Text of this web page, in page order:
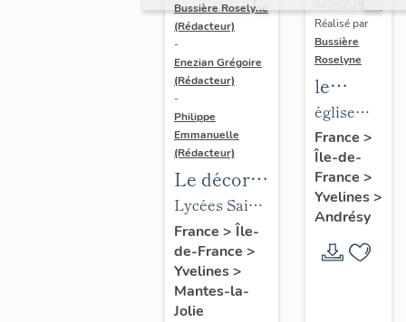
Bussière Roselyne
(Rédacteur)
-
Enezian Grégoire
(Rédacteur)
-
Philippe
Emmanuelle
(Rédacteur)
Le décor
des lycées
de Mantes
Lycées Saint-
Exupéry et
Jean Rostand
France > Île-
de-France >
Yvelines>
Mantes-la-
Jolie
Réalisé par
Bussière
Roselyne
le
mobilier
de
l'église
Saint-
Germain-
de-
Paris
église
paroissiale
Saint-
Germain
France >
Île-de-
France >
Yvelines>
Andrésy